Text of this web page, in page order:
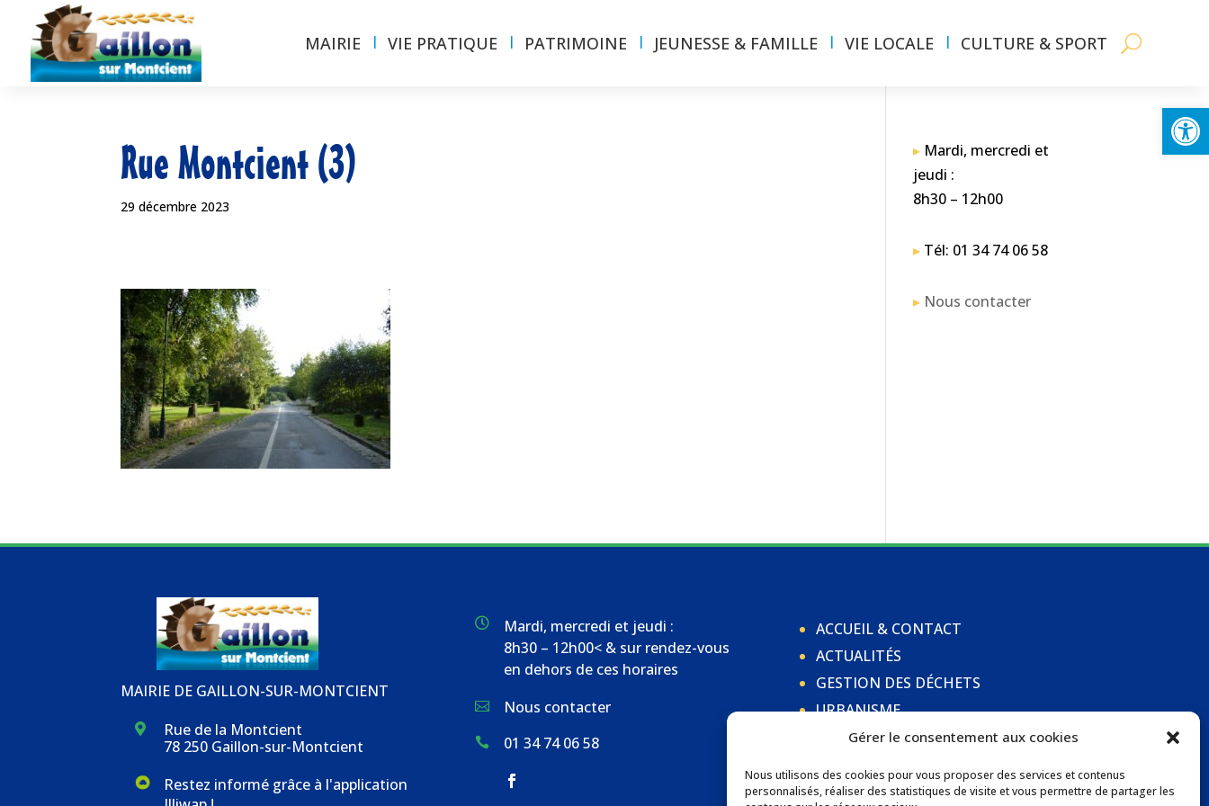
Ouvrir
Gérer le consentement aux cookies
Nous utilisons des cookies pour vous proposer des services et contenus
personnalisés, réaliser des statistiques de visite et vous permettre de partager les
MAIRIE VIE PRATIQUE PATRIMOINE JEUNESSE & FAMILLE VIE LOCALE CULTURE & SPORT
Rue Montcient (3)
29 décembre 2023
▸ Mardi, mercredi et
jeudi :
8h30 – 12h00
▸ Tél: 01 34 74 06 58
▸ Nous contacter
MAIRIE DE GAILLON-SUR-MONTCIENT

Rue de la Montcient
78 250 Gaillon-sur-Montcient
Restez informé grâce à l'application

Mardi, mercredi et jeudi :
8h30 – 12h00< & sur rendez-vous
en dehors de ces horaires
 Nous contacter
 01 34 74 06 58
ACCUEIL & CONTACT
ACTUALITÉS
GESTION DES DÉCHETS
URBANISME
COMMUNICATIONS DE LA MAIRIE